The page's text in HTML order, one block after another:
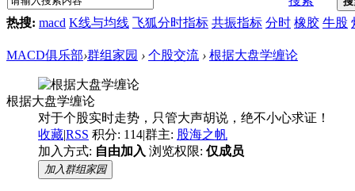
热搜: macd K线与均线 飞狐分时指标 共振指标 分时 橡胶 牛股
MACD俱乐部›群组家园 › 个股交流 › 根据大盘学缠论
根据大盘学缠论
对于个股实时走势，只管大声胡说，绝不小心求证！
收藏|RSS 积分: 114|群主: 股海之帆
加入方式: 自由加入 浏览权限: 仅成员
加入群组家园